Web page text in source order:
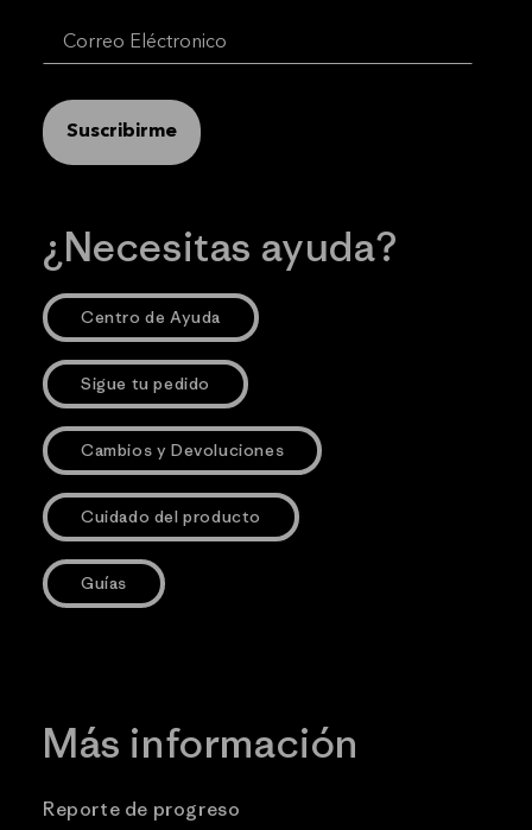
Suscribirme
¿Necesitas ayuda?
Centro de Ayuda
Sigue tu pedido
Cambios y Devoluciones
Cuidado del producto
Guías
Más información
Reporte de progreso